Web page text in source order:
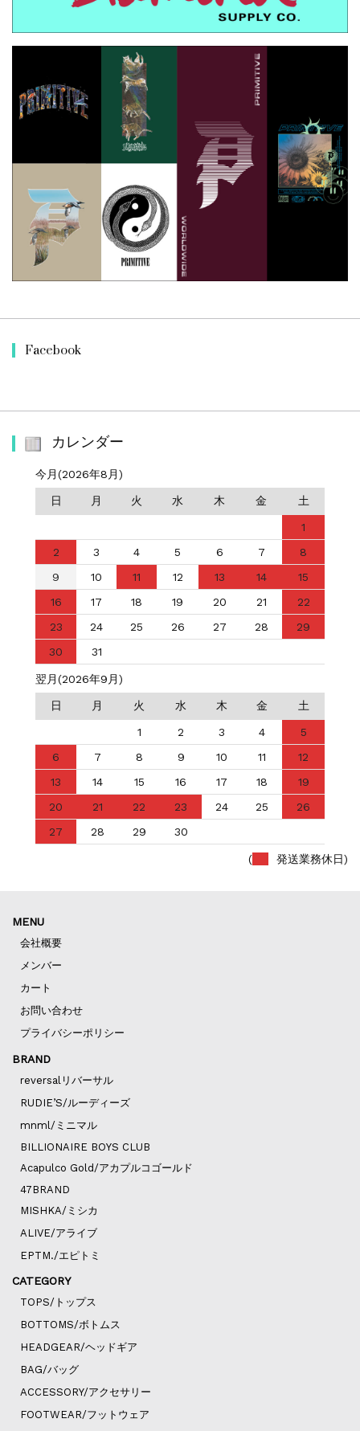
Facebook
カレンダー
今月(2026年8月)
日 月 火 水 木 金 土
1
2
3 4 5 6 7
8
9
10 11 12 13 14
15
16
17 18 19 20 21
22
23
24 25 26 27 28
29
30
31
翌月(2026年9月)
日 月 火 水 木 金 土
1 2 3 4
5
6
7 8 9 10 11
12
13
14 15 16 17 18
19
20
21 22 23 24 25
26
27
28 29 30
( 発送業務休日)
MENU
会社概要
メンバー
カート
お問い合わせ
プライバシーポリシー
BRAND
reversalリバーサル
RUDIE’S/ルーディーズ
mnml/ミニマル
BILLIONAIRE BOYS CLUB
Acapulco Gold/アカプルコゴールド
47BRAND
MISHKA/ミシカ
ALIVE/アライブ
EPTM./エピトミ
CATEGORY
TOPS/トップス
BOTTOMS/ボトムス
HEADGEAR/ヘッドギア
BAG/バッグ
ACCESSORY/アクセサリー
FOOTWEAR/フットウェア